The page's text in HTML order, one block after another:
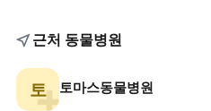
근처 동물병원
토 토마스동물병원